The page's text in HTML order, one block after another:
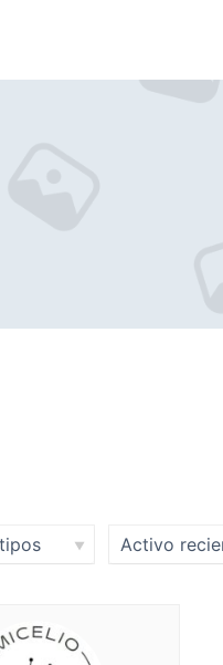
Espectáculo: